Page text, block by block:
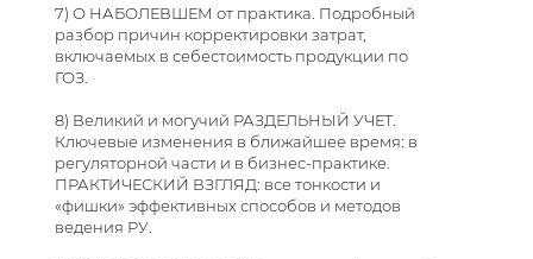
7) О НАБОЛЕВШЕМ от практика. Подробный
разбор причин корректировки затрат,
включаемых в себестоимость продукции по
ГОЗ.
8) Великий и могучий РАЗДЕЛЬНЫЙ УЧЕТ.
Ключевые изменения в ближайшее время: в
регуляторной части и в бизнес-практике.
ПРАКТИЧЕСКИЙ ВЗГЛЯД: все тонкости и
«фишки» эффективных способов и методов
ведения РУ.